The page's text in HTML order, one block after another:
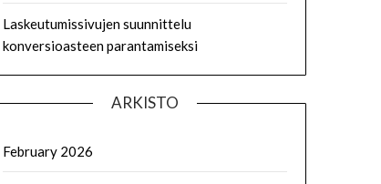
Laskeutumissivujen suunnittelu
konversioasteen parantamiseksi
ARKISTO
February 2026